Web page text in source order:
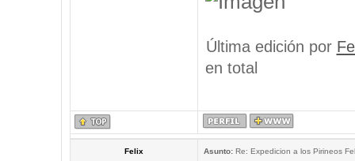
Última edición por
en total
Felix Asunto:Re: Expedicion a los Pirineos